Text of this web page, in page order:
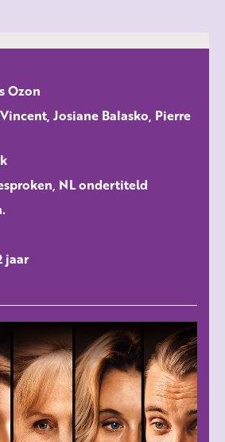
Ozon
Josiane Balasko, Pierre
NL ondertiteld
jaar